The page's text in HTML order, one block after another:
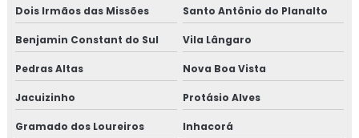
Dois Irmãos das Missões Santo Antônio do Planalto
Benjamin Constant do Sul Vila Lângaro
Pedras Altas Nova Boa Vista
Jacuizinho Protásio Alves
Gramado dos Loureiros Inhacorá